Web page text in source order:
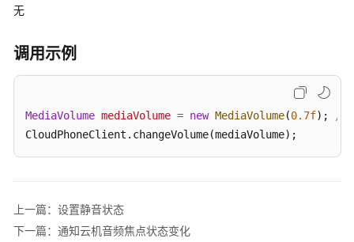
发
指
API
参
参
考
无
调用示例
MediaVolume mediaVolume = new MediaVolume(0.7f);
//
CloudPhoneClient.changeVolume(mediaVolume);
上一篇：设置静音状态
下一篇：通知云机音频焦点状态变化